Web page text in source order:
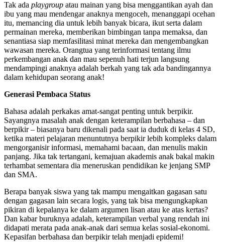
Tak ada playgroup atau mainan yang bisa menggantikan ayah dan
ibu yang mau mendengar anaknya mengoceh, menanggapi ocehan
itu, memancing dia untuk lebih banyak bicara, ikut serta dalam
permainan mereka, memberikan bimbingan tanpa memaksa, dan
senantiasa siap memfasilitasi minat mereka dan mengembangkan
wawasan mereka. Orangtua yang terinformasi tentang ilmu
perkembangan anak dan mau sepenuh hati terjun langsung
mendampingi anaknya adalah berkah yang tak ada bandingannya
dalam kehidupan seorang anak!
Generasi Pembaca Status
Bahasa adalah perkakas amat-sangat penting untuk berpikir.
Sayangnya masalah anak dengan keterampilan berbahasa – dan
berpikir – biasanya baru dikenali pada saat ia duduk di kelas 4 SD,
ketika materi pelajaran menuntutnya berpikir lebih kompleks dalam
mengorganisir informasi, memahami bacaan, dan menulis makin
panjang. Jika tak tertangani, kemajuan akademis anak bakal makin
terhambat sementara dia meneruskan pendidikan ke jenjang SMP
dan SMA.
Berapa banyak siswa yang tak mampu mengaitkan gagasan satu
dengan gagasan lain secara logis, yang tak bisa mengungkapkan
pikiran di kepalanya ke dalam argumen lisan atau ke atas kertas?
Dan kabar buruknya adalah, keterampilan verbal yang rendah ini
didapati merata pada anak-anak dari semua kelas sosial-ekonomi.
Kepasifan berbahasa dan berpikir telah menjadi epidemi!